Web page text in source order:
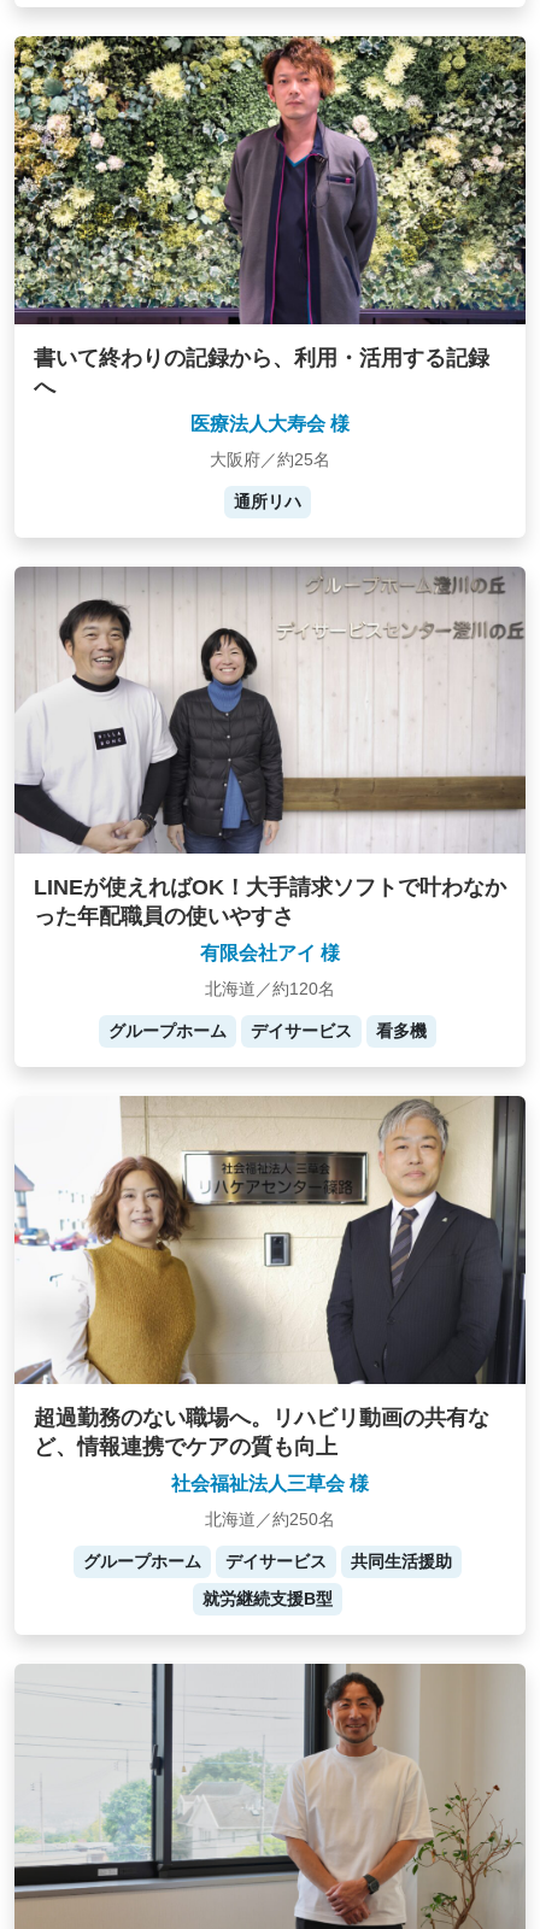
書いて終わりの記録から、利用・活用する記録
へ
医療法人大寿会 様
大阪府／約25名
通所リハ
LINEが使えればOK！大手請求ソフトで叶わなか
った年配職員の使いやすさ
有限会社アイ 様
北海道／約120名
グループホーム デイサービス 看多機
超過勤務のない職場へ。リハビリ動画の共有な
ど、情報連携でケアの質も向上
社会福祉法人三草会 様
北海道／約250名
グループホーム デイサービス
共同生活援助
就労継続支援B型